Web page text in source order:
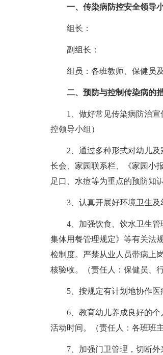
一、传染病防控安全领导
组长：
副组长：
组员：各班教师、保健员及
二、预防与控制传染病的
1、做好常见传染病防治宣
控领导小组）
2、通过多种形式对幼儿及
长会、家园联系栏、《家园小
足口、水痘等为重点的预防知
3、认真开展好环境卫生及幼
4、加强饮食、饮水卫生管
集体用餐管理规定》等有关法
检制度。严禁从业人员带病上
核验收。（责任人：保健员、
5、按规定有计划地协作医
6、教育幼儿养成良好的个
活动时间。（责任人：各班班主
7、加强门卫管理，切断外